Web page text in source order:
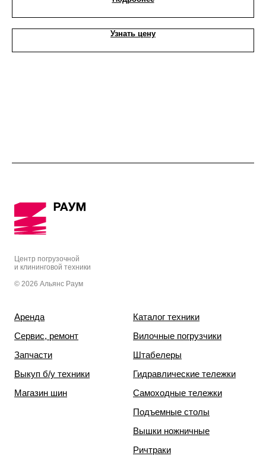
Узнать цену
Центр погрузочной
и клининговой техники
© 2026 Альянс Раум
Аренда
Сервис, ремонт
Запчасти
Выкуп б/у техники
Магазин шин
Каталог техники
Вилочные погрузчики
Штабелеры
Гидравлические тележки
Самоходные тележки
Подъемные столы
Вышки ножничные
Ричтраки